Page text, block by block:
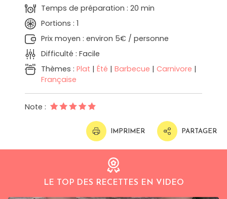
Temps de préparation : 20 min
Portions : 1
Prix moyen : environ 5€ / personne
Difficulté : Facile
Thèmes : Plat | Été | Barbecue | Carnivore |
Française
Note :
IMPRIMER PARTAGER
LE TOP DES RECETTES EN VIDEO